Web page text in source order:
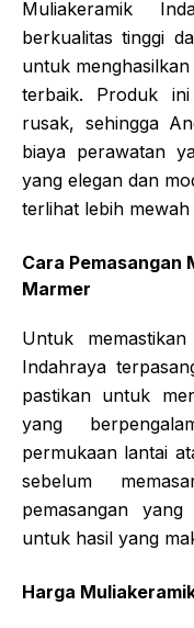
Muliakeramik
berkualitas tinggi
untuk
terbaik. Produk
rusak, sehingga
biaya perawatan
yang elegan dan
terlihat lebih
Cara Pemasangan
Marmer
Untuk
Indahraya
pastikan untuk
yang
permukaan lantai
sebelum
pemasangan
untuk hasil yang
Harga